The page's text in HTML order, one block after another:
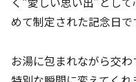
めて制定された記念日で
お湯に包まれながら交